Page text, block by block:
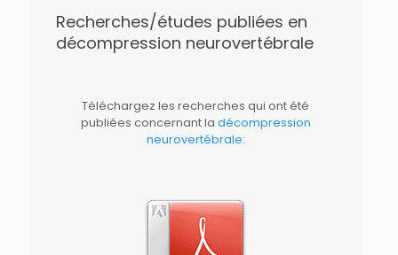
Recherches/études publiées en
décompression neurovertébrale
Téléchargez les recherches qui ont été
publiées concernant la décompression
neurovertébrale: